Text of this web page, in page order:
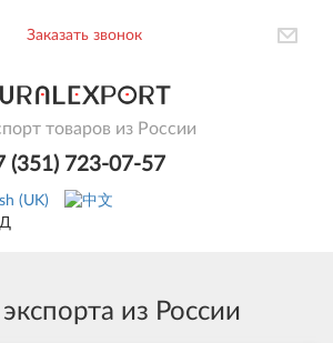
Заказать звонок
товаров из России
(351) 723-07-57
из России